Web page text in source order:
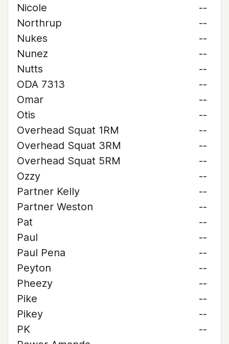
Nicole
--
Northrup
--
Nukes
--
Nunez
--
Nutts
--
ODA 7313
--
Omar
--
Otis
--
Overhead Squat 1RM
--
Overhead Squat 3RM
--
Overhead Squat 5RM
--
Ozzy
--
Partner Kelly
--
Partner Weston
--
Pat
--
Paul
--
Paul Pena
--
Peyton
--
Pheezy
--
Pike
--
Pikey
--
PK
--